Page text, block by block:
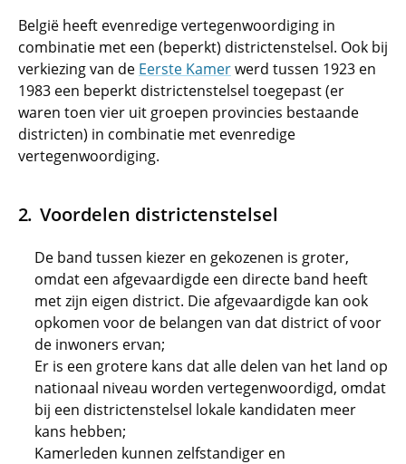
België heeft evenredige vertegenwoordiging in
combinatie met een (beperkt) districtenstelsel. Ook bij
verkiezing van de Eerste Kamerwerd tussen 1923 en
1983 een beperkt districtenstelsel toegepast (er
waren toen vier uit groepen provincies bestaande
districten) in combinatie met evenredige
vertegenwoordiging.
Voordelen districtenstelsel
De band tussen kiezer en gekozenen is groter,
omdat een afgevaardigde een directe band heeft
met zijn eigen district. Die afgevaardigde kan ook
opkomen voor de belangen van dat district of voor
de inwoners ervan;
Er is een grotere kans dat alle delen van het land op
nationaal niveau worden vertegenwoordigd, omdat
bij een districtenstelsel lokale kandidaten meer
kans hebben;
Kamerleden kunnen zelfstandiger en